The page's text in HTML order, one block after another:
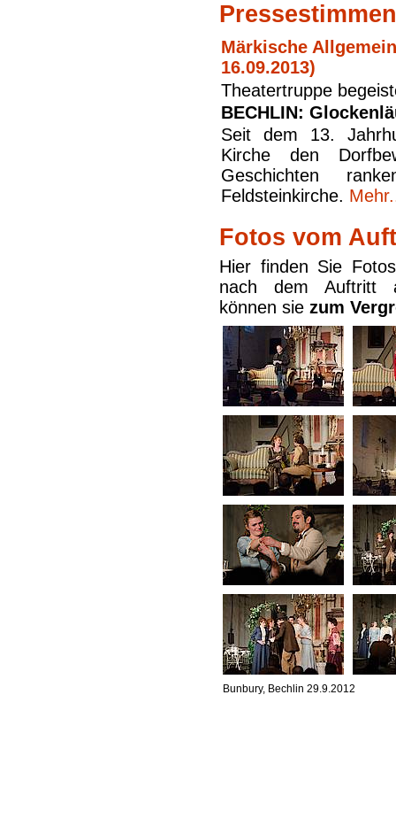
Märkische
16.09.2013)
Theatertruppe
BECHLIN:
Seit dem 13.
Kirche den
Geschichten
Feldsteinkirche.
Fotos vom
Hier finden Sie
nach dem Auftritt
können sie zum
Bunbury, Bechlin 29.9.2012